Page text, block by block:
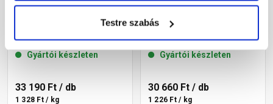
Testre szabás
Masterplast
Thermomaster szilikon
Gyártói készleten
33 190 Ft / db
1 328 Ft / kg
Masterplast
Thermomaster szilikon
Gyártói készleten
30 660 Ft / db
1 226 Ft / kg